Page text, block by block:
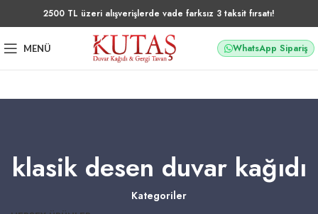
2500 TL üzeri alışverişlerde vade farksız 3 taksit fırsatı!
MENÜ WhatsApp Sipariş
klasik desen duvar kağıdı
Kategoriler